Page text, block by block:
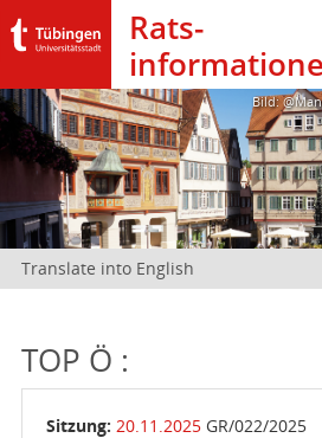
Rats­
Bild:
Translate into English
TOP Ö :
Sitzung: 20.11.2025GR/022/2025